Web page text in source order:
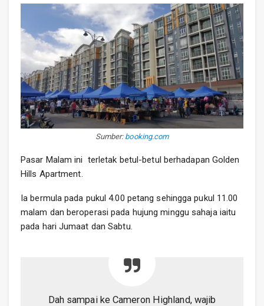
Sumber: booking.com
Pasar Malam ini terletak betul-betul berhadapan Golden
Hills Apartment.
Ia bermula pada pukul 4.00 petang sehingga pukul 11.00
malam dan beroperasi pada hujung minggu sahaja iaitu
pada hari Jumaat dan Sabtu.
Dah sampai ke Cameron Highland, wajib